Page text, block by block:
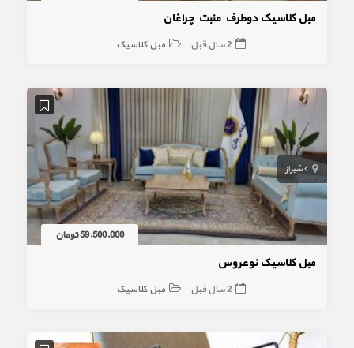
مبل کلاسیک دوطرف منبت چراغان
2 سال قبل مبل کلاسیک
شیراز
59,500,000 تومان
مبل کلاسیک نوعروس
2 سال قبل مبل کلاسیک